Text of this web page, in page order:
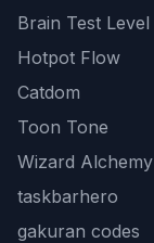
Brain Test Level
Hotpot Flow
Catdom
Toon Tone
Wizard Alchemy
taskbarhero
gakuran codes